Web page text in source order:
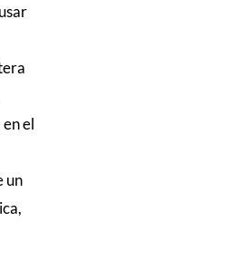
el
un